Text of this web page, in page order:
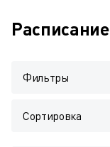
Расписание
Фильтры
Сортировка